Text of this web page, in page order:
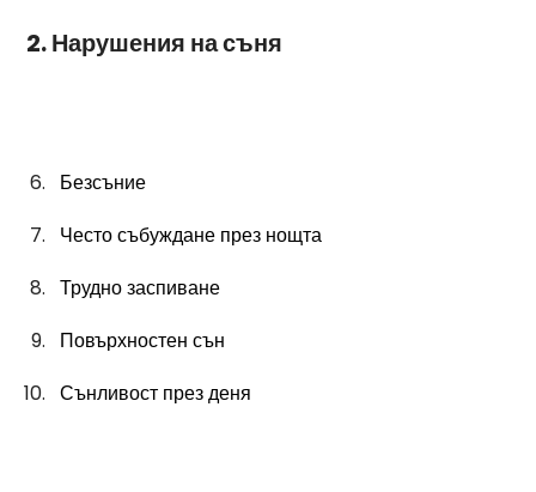
2. Нарушения на съня
Безсъние
Често събуждане през нощта
Трудно заспиване
Повърхностен сън
Сънливост през деня